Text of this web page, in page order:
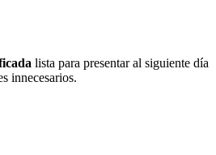
lista para presentar al siguiente día
innecesarios.